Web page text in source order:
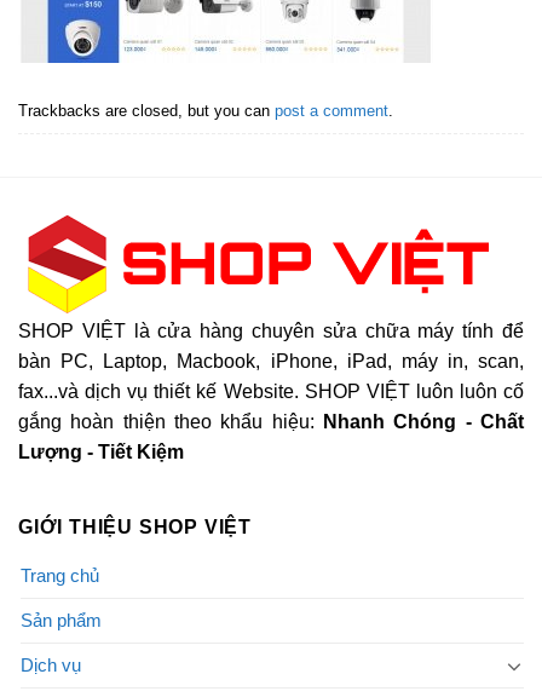
Trackbacks are closed, but you can post a comment.
SHOP VIỆT là cửa hàng chuyên sửa chữa máy tính để
bàn PC, Laptop, Macbook, iPhone, iPad, máy in, scan,
fax...và dịch vụ thiết kế Website. SHOP VIỆT luôn luôn cố
gắng hoàn thiện theo khẩu hiệu:
Nhanh Chóng - Chất
Lượng - Tiết Kiệm
GIỚI THIỆU SHOP VIỆT
Trang chủ
Sản phẩm
Dịch vụ